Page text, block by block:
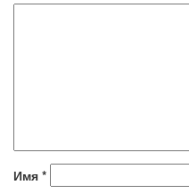
Имя *